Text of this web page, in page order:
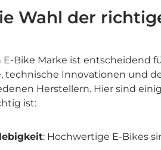
Wahl der
Bike Marke ist entscheidend
technische Innovationen und
Herstellern. Hier sind
ist:
: Hochwertige E-Bikes